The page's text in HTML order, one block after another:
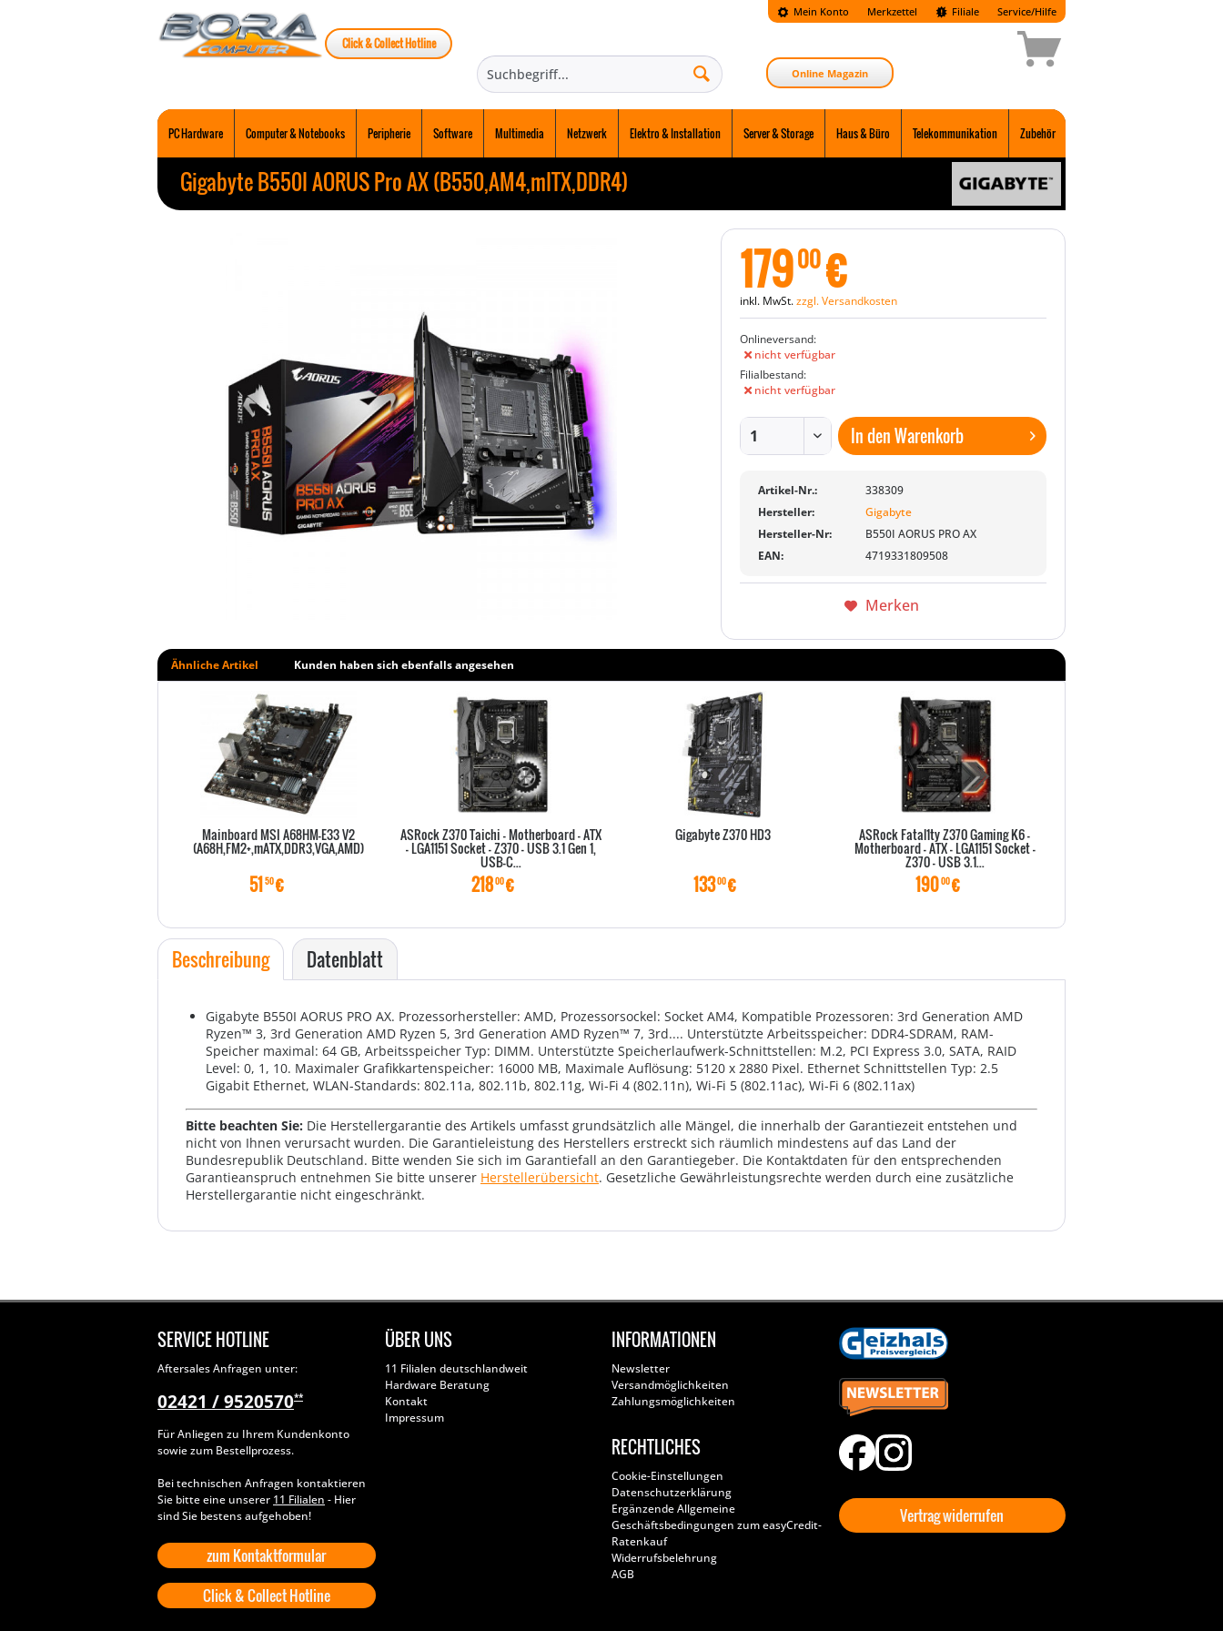
Mein Konto Merkzettel
Click & Collect Hotline
Filiale Service/Hilfe
Online Magazin
PC Hardware Computer & Notebooks Peripherie Software Multimedia Netzwerk Elektro & Installation Server & Storage Haus & Büro Telekommunikation Zubehör
Gigabyte B550I AORUS Pro AX (B550,AM4,mITX,DDR4)
17900€
inkl. MwSt.zzgl. Versandkosten
Onlineversand:
nicht verfügbar
Filialbestand:
nicht verfügbar
In denWarenkorb
Artikel-Nr.:
338309
Hersteller:
Gigabyte
Hersteller-Nr:
B550I AORUS PRO AX
EAN:
4719331809508
Merken
Ähnliche Artikel Kunden haben sich ebenfalls angesehen
Mainboard MSI A68HM-E33 V2
(A68H,FM2+,mATX,DDR3,VGA,AMD)
51 50€
ASRock Z370 Taichi - Motherboard - ATX
- LGA1151 Socket - Z370 - USB 3.1 Gen 1,
USB-C...
21800€
Gigabyte Z370 HD3
13300€
ASRock Fatal1ty Z370 Gaming K6 -
Motherboard - ATX - LGA1151 Socket -
Z370 - USB 3.1...
19000€
Beschreibung Datenblatt
Gigabyte B550I AORUS PRO AX. Prozessorhersteller: AMD, Prozessorsockel: Socket AM4, Kompatible Prozessoren: 3rd Generation AMD
Ryzen™ 3, 3rd Generation AMD Ryzen 5, 3rd Generation AMD Ryzen™ 7, 3rd.... Unterstützte Arbeitsspeicher: DDR4-SDRAM, RAM-
Speicher maximal: 64 GB, Arbeitsspeicher Typ: DIMM. Unterstützte Speicherlaufwerk-Schnittstellen: M.2, PCI Express 3.0, SATA, RAID
Level: 0, 1, 10. Maximaler Grafikkartenspeicher: 16000 MB, Maximale Auflösung: 5120 x 2880 Pixel. Ethernet Schnittstellen Typ: 2.5
Gigabit Ethernet, WLAN-Standards: 802.11a, 802.11b, 802.11g, Wi-Fi 4 (802.11n), Wi-Fi 5 (802.11ac), Wi-Fi 6 (802.11ax)
Bitte beachten Sie: Die Herstellergarantie des Artikels umfasst grundsätzlich alle Mängel, die innerhalb der Garantiezeit entstehen und
nicht von Ihnen verursacht wurden. Die Garantieleistung des Herstellers erstreckt sich räumlich mindestens auf das Land der
Bundesrepublik Deutschland. Bitte wenden Sie sich im Garantiefall an den Garantiegeber. Die Kontaktdaten für den entsprechenden
Garantieanspruch entnehmen Sie bitte unserer Herstellerübersicht. Gesetzliche Gewährleistungsrechte werden durch eine zusätzliche
Herstellergarantie nicht eingeschränkt.
SERVICE HOTLINE
Aftersales Anfragen unter:
02421 / 9520570**
Für Anliegen zu Ihrem Kundenkonto
sowie zum Bestellprozess.
Bei technischen Anfragen kontaktieren
Sie bitte eine unserer 11 Filialen - Hier
sind Sie bestens aufgehoben!
zum Kontaktformular
Click & Collect Hotline
ÜBER UNS
11 Filialen deutschlandweit
Hardware Beratung
Kontakt
Impressum
INFORMATIONEN
Newsletter
Versandmöglichkeiten
Zahlungsmöglichkeiten
RECHTLICHES
Cookie-Einstellungen
Datenschutzerklärung
Ergänzende Allgemeine
Geschäftsbedingungen zum easyCredit-
Ratenkauf
Widerrufsbelehrung
AGB
Vertrag widerrufen